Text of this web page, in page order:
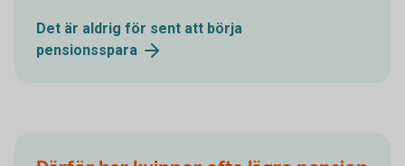
Det är aldrig för sent att börja
pensionsspara